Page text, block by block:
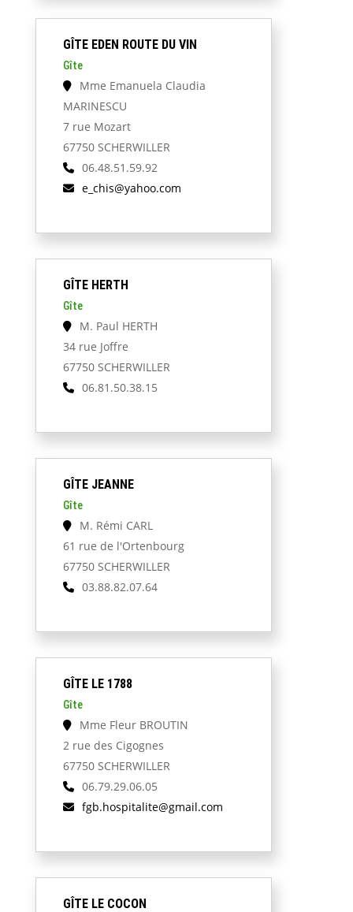
GÎTE EDEN ROUTE DU VIN
Gîte
Mme Emanuela Claudia
MARINESCU
7 rue Mozart
67750 SCHERWILLER
06.48.51.59.92
e_chis@yahoo.com
GÎTE HERTH
Gîte
M. Paul HERTH
34 rue Joffre
67750 SCHERWILLER
06.81.50.38.15
GÎTE JEANNE
Gîte
M. Rémi CARL
61 rue de l'Ortenbourg
67750 SCHERWILLER
03.88.82.07.64
GÎTE LE 1788
Gîte
Mme Fleur BROUTIN
2 rue des Cigognes
67750 SCHERWILLER
06.79.29.06.05
fgb.hospitalite@gmail.com
GÎTE LE COCON